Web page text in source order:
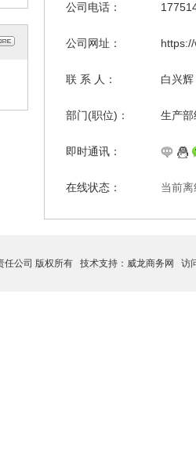
公司电话：
公司网址：
联 系 人： 白兴
部门(职位)： 生产
即时通讯：
在线状态： 当前离
公司 版权所有 技术支持： 威龙商务网 访